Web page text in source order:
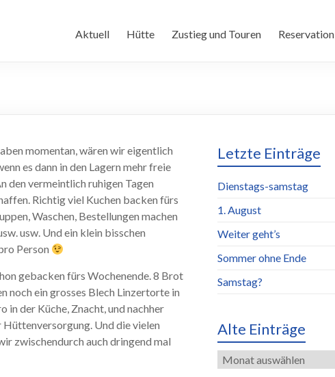
Aktuell Hütte Zustieg und Touren Reservation
momentan, wären wir eigentlich
es dann in den Lagern mehr freie
den vermeintlich ruhigen Tagen
Richtig viel Kuchen backen fürs
Waschen, Bestellungen machen
usw. Und ein klein bisschen
Person
gebacken fürs Wochenende. 8 Brot
noch ein grosses Blech Linzertorte in
in der Küche, Znacht, und nachher
Und die vielen
zwischendurch auch dringend mal
Letzte Einträge
Dienstags-samstag
1. August
Weiter geht’s
Sommer ohne Ende
Samstag?
Alte Einträge
Alte
Einträge